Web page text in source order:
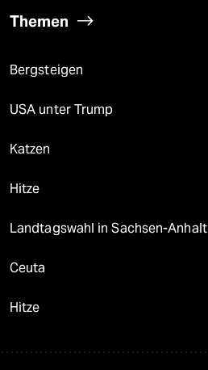
Themen
Bergsteigen
USA unter Trump
Katzen
Hitze
Landtagswahl in Sachsen-Anhalt
Ceuta
Hitze